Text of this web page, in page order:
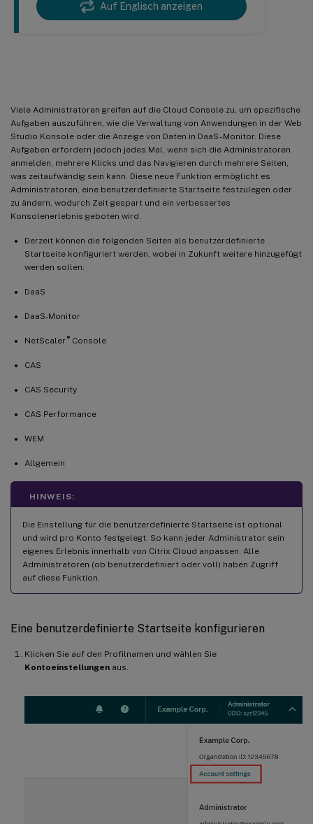
Auf Englisch anzeigen
Viele Administratoren greifen auf die Cloud Console zu, um spezifische
Aufgaben auszuführen, wie die Verwaltung von Anwendungen in der Web
Studio Konsole oder die Anzeige von Daten in DaaS - Monitor. Diese
Aufgaben erfordern jedoch jedes Mal, wenn sich die Administratoren
anmelden, mehrere Klicks und das Navigieren durch mehrere Seiten,
was zeitaufwändig sein kann. Diese neue Funktion ermöglicht es
Administratoren, eine benutzerdefinierte Startseite festzulegen oder
zu ändern, wodurch Zeit gespart und ein verbessertes
Konsolenerlebnis geboten wird.
Derzeit können die folgenden Seiten als benutzerdefinierte
Startseite konfiguriert werden, wobei in Zukunft weitere hinzugefügt
werden sollen:
DaaS
DaaS-Monitor
NetScaler ®Console
CAS
CAS Security
CAS Performance
WEM
Allgemein
HINWEIS:
Die Einstellung für die benutzerdefinierte Startseite ist optional
und wird pro Konto festgelegt. So kann jeder Administrator sein
eigenes Erlebnis innerhalb von Citrix Cloud anpassen. Alle
Administratoren (ob benutzerdefiniert oder voll) haben Zugriff
auf diese Funktion.
Eine benutzerdefinierte Startseite konfigurieren
Klicken Sie auf den Profilnamen und wählen Sie
Kontoeinstellungen aus.